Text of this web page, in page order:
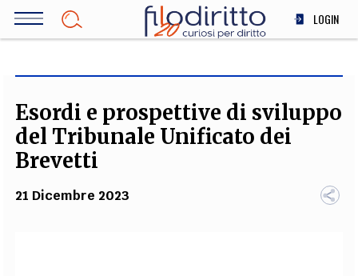
Salta
LOGIN
SOCIETÀ
MEDICINA
Esordi e prospettive di sviluppo
del Tribunale Unificato dei
Brevetti
21 Dicembre 2023